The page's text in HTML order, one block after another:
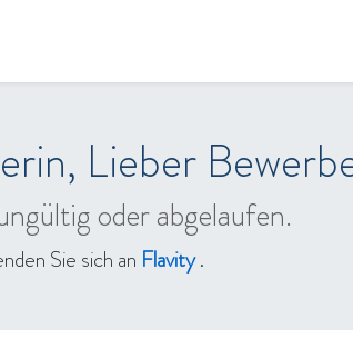
Lieber
oder abgelaufen.
Sie sich an Flavity.